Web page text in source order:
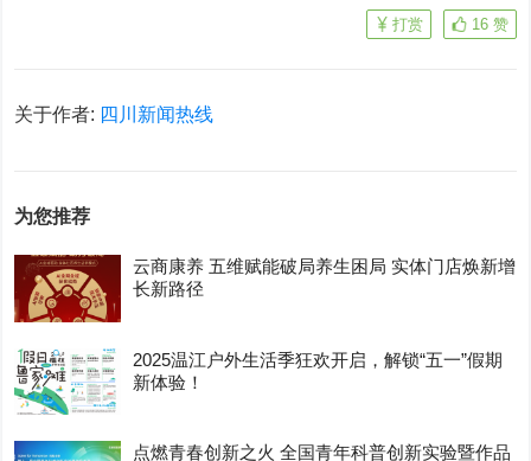
16 赞
打赏
关于作者: 四川新闻热线
为您推荐
云商康养 五维赋能破局养生困局 实体门店焕新增
长新路径
2025温江户外生活季狂欢开启，解锁“五一”假期
新体验！
点燃青春创新之火 全国青年科普创新实验暨作品